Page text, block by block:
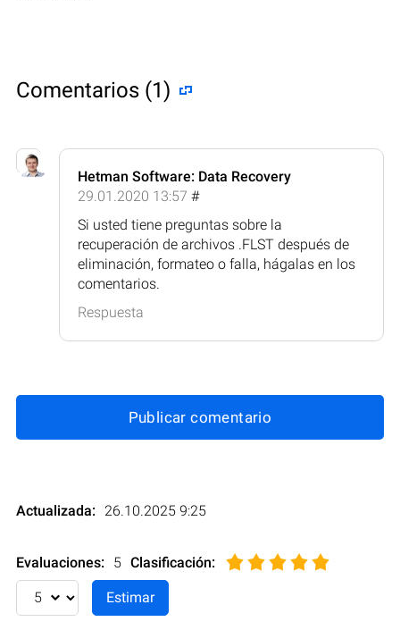
Comentarios (1)
Hetman Software: Data Recovery
29.01.2020 13:57 #
Si usted tiene preguntas sobre la
recuperación de archivos .FLST después de
eliminación, formateo o falla, hágalas en los
comentarios.
Respuesta
Publicar comentario
Actualizada: 26.10.2025 9:25
Evaluaciones: 5 Clasificación: